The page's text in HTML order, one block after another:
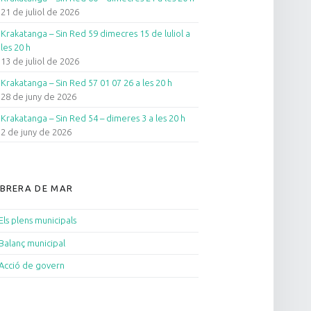
21 de juliol de 2026
Krakatanga – Sin Red 59 dimecres 15 de luliol a
les 20 h
13 de juliol de 2026
Krakatanga – Sin Red 57 01 07 26 a les 20 h
28 de juny de 2026
Krakatanga – Sin Red 54 – dimeres 3 a les 20 h
2 de juny de 2026
DE MAR
plens municipals
municipal
de govern